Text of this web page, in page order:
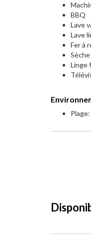
BBQ
Lave
Lave
Fer à
Linge